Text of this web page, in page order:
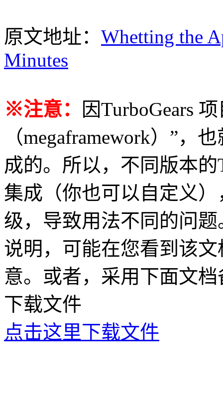
原文地址： Whetting the
Minutes
※注意：
因TurboGears
（megaframework）”，
成的。所以，不同版本的
集成（你也可以自定义
级，导致用法不同的问
说明，可能在您看到该
意。或者，采用下面文档
下载文件
点击这里下载文件